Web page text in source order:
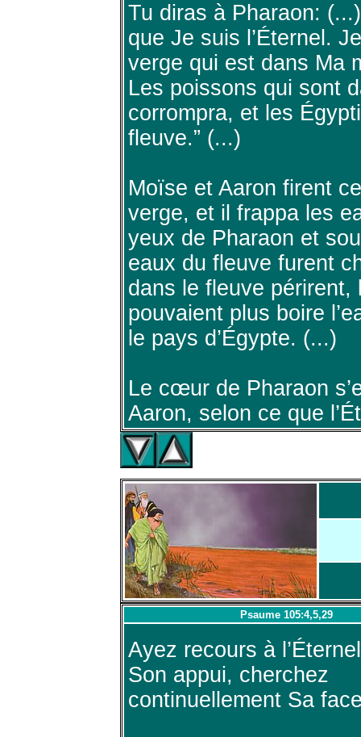
Tu diras à Pharaon:
que Je suis l’Éternel.
verge qui est dans Ma
Les poissons qui sont
corrompra, et les
fleuve.” (...)
Moïse et Aaron firent
verge, et il frappa les
yeux de Pharaon et
eaux du fleuve furent
dans le fleuve
pouvaient plus boire
le pays d’Égypte. (...)
Le cœur de Pharaon
Aaron, selon ce que
Psaume 105:4,5,29
Ayez recours à
Son appui, cherchez
continuellement Sa